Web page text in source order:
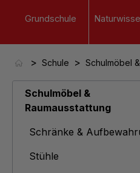
Grundschule
> Schule > Schulmöbel
Schulmöbel &
Raumausstattung
Schränke &
Stühle